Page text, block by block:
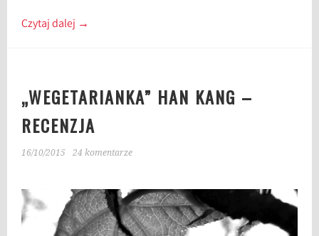
Czytaj dalej →
„WEGETARIANKA” HAN KANG –
RECENZJA
16/10/2015 24 komentarze